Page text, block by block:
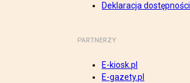
Deklaracja dostępności
PARTNERZY
E-kiosk.pl
E-gazety.pl